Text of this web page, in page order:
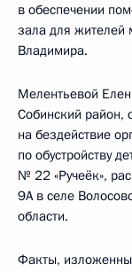
в обеспечении
зала для жителей
Владимира.
Мелентьевой
Собинский район,
на бездействие
по обустройству
№ 22 «Ручеёк»,
9А в селе
области.
Факты,